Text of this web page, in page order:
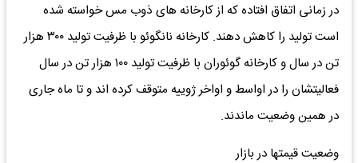
در زمانی اتفاق افتاده که از کارخانه های ذوب مس خواسته شده
است تولید را کاهش دهند. کارخانه نانگوئو با ظرفیت تولید ۳۰۰ هزار
تن در سال و کارخانه گوئوران با ظرفیت تولید ۱۰۰ هزار تن در سال
فعالیتشان را در اواسط و اواخر ژوییه متوقف کرده اند و تا ماه جاری
در همین وضعیت ماندند.
وضعیت قیمتها در بازار